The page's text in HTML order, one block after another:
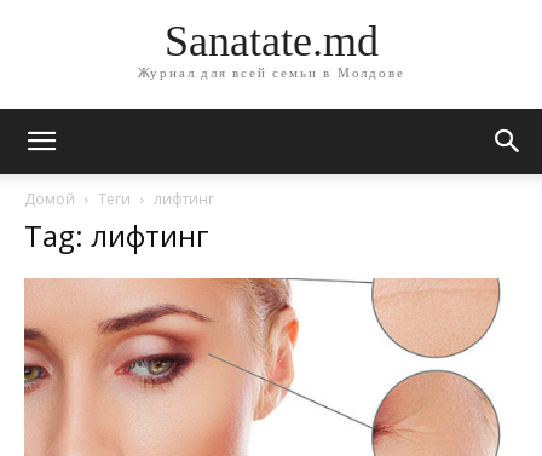
Sanatate.md
Журнал для всей семьи в Молдове
Домой Теги лифтинг
Tag: лифтинг